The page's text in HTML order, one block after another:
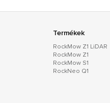
Termékek
RockMow Z1 LiDAR
RockMow Z1
RockMow S1
RockNeo Q1